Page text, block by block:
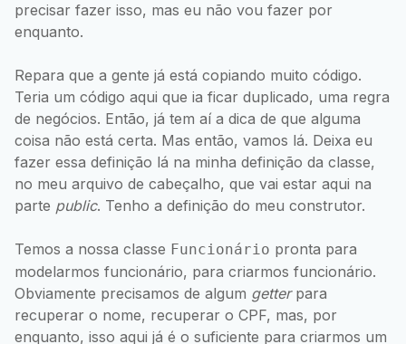
precisar fazer isso, mas eu não vou fazer por
enquanto.
Repara que a gente já está copiando muito código.
Teria um código aqui que ia ficar duplicado, uma regra
de negócios. Então, já tem aí a dica de que alguma
coisa não está certa. Mas então, vamos lá. Deixa eu
fazer essa definição lá na minha definição da classe,
no meu arquivo de cabeçalho, que vai estar aqui na
parte public. Tenho a definição do meu construtor.
Temos a nossa classe Funcionário pronta para
modelarmos funcionário, para criarmos funcionário.
Obviamente precisamos de algum getterpara
recuperar o nome, recuperar o CPF, mas, por
enquanto, isso aqui já é o suficiente para criarmos um